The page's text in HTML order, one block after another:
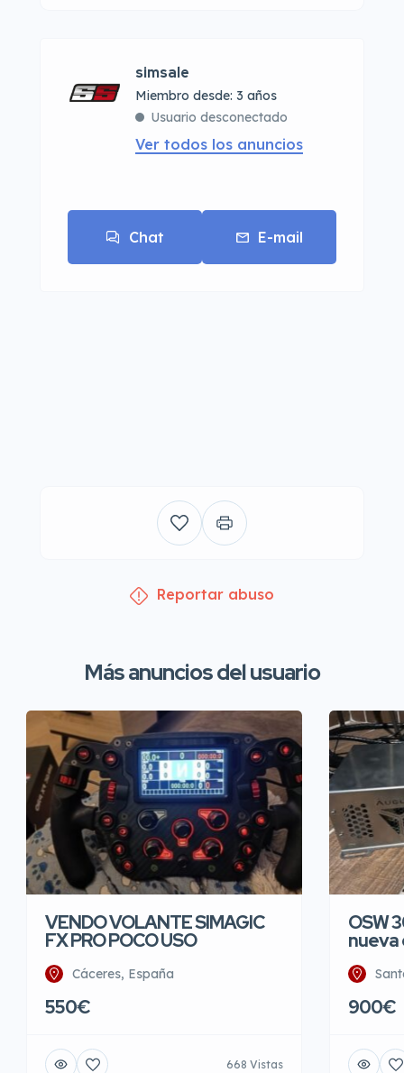
simsale
Miembro desde: 3 años
Usuario desconectado
Ver todos los anuncios
Chat E-mail
Reportar abuso
Más anuncios del usuario
VENDO VOLANTE SIMAGIC
FX PRO POCO USO
Cáceres, España
550€
668 Vistas
OSW
nueva
900€